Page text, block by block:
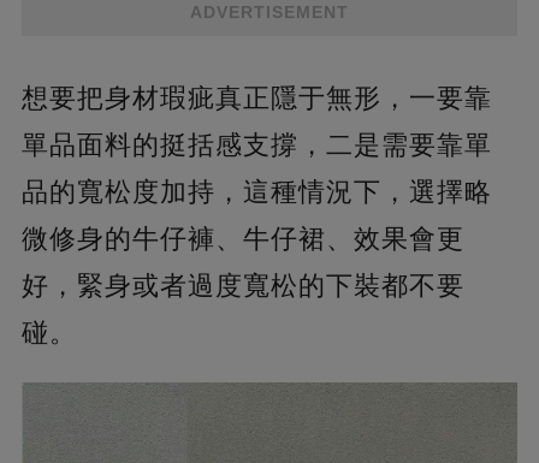
ADVERTISEMENT
想要把身材瑕疵真正隱于無形，一要靠
單品面料的挺括感支撐，二是需要靠單
品的寬松度加持，這種情況下，選擇略
微修身的牛仔褲、牛仔裙、效果會更
好，緊身或者過度寬松的下裝都不要
碰。